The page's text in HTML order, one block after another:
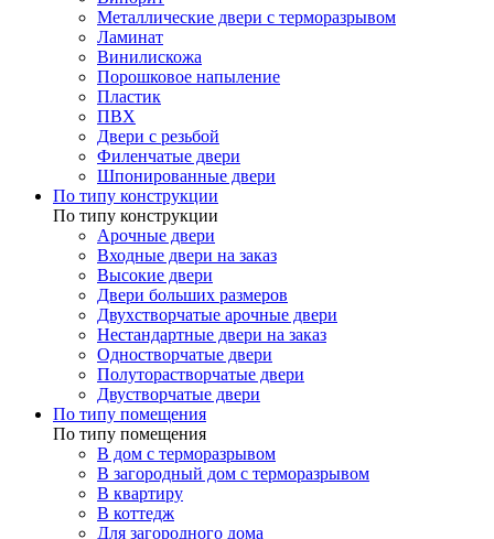
Металлические двери с терморазрывом
Ламинат
Винилискожа
Порошковое напыление
Пластик
ПВХ
Двери с резьбой
Филенчатые двери
Шпонированные двери
По типу конструкции
По типу конструкции
Арочные двери
Входные двери на заказ
Высокие двери
Двери больших размеров
Двухстворчатые арочные двери
Нестандартные двери на заказ
Одностворчатые двери
Полуторастворчатые двери
Двустворчатые двери
По типу помещения
По типу помещения
В дом с терморазрывом
В загородный дом с терморазрывом
В квартиру
В коттедж
Для загородного дома